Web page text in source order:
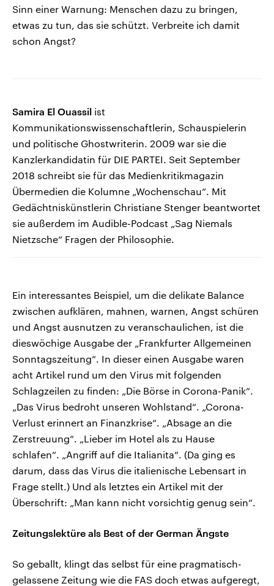
Sinn einer Warnung: Menschen dazu zu bringen,
etwas zu tun, das sie schützt. Verbreite ich damit
schon Angst?
Samira El Ouassil ist
Kommunikationswissenschaftlerin, Schauspielerin
und politische Ghostwriterin. 2009 war sie die
Kanzlerkandidatin für DIE PARTEI. Seit September
2018 schreibt sie für das Medienkritikmagazin
Übermedien die Kolumne „Wochenschau“. Mit
Gedächtniskünstlerin Christiane Stenger beantwortet
sie außerdem im Audible-Podcast „Sag Niemals
Nietzsche“ Fragen der Philosophie.
Ein interessantes Beispiel, um die delikate Balance
zwischen aufklären, mahnen, warnen, Angst schüren
und Angst ausnutzen zu veranschaulichen, ist die
dieswöchige Ausgabe der „Frankfurter Allgemeinen
Sonntagszeitung“. In dieser einen Ausgabe waren
acht Artikel rund um den Virus mit folgenden
Schlagzeilen zu finden: „Die Börse in Corona-Panik“.
„Das Virus bedroht unseren Wohlstand“. „Corona-
Verlust erinnert an Finanzkrise“. „Absage an die
Zerstreuung“. „Lieber im Hotel als zu Hause
schlafen“. „Angriff auf die Italianita“. (Da ging es
darum, dass das Virus die italienische Lebensart in
Frage stellt.) Und als letztes ein Artikel mit der
Überschrift: „Man kann nicht vorsichtig genug sein“.
Zeitungslektüre als Best of der German Ängste
So geballt, klingt das selbst für eine pragmatisch-
gelassene Zeitung wie die FAS doch etwas aufgeregt,